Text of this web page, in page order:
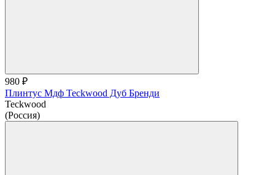
980 ₽
Плинтус Мдф Teckwood Дуб Бренди
Teckwood
(Россия)